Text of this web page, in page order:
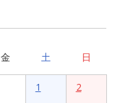
金 土 日
1 2